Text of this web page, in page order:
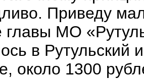
Приведу
главы МО
в Рутульский
около 1300